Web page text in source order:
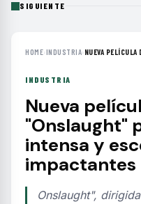
SIGUIENTE
HOME›INDUSTRIA› NUEVA
INDUSTRIA
Nueva
"Onslaught"
intensa y
impactantes
Onslaught",